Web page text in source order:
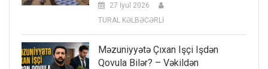
27 İyul 2026
TURAL KƏLBƏCƏRLİ
Məzuniyyətə Çıxan Işçi Işdən
Qovula Bilər? – Vəkildən